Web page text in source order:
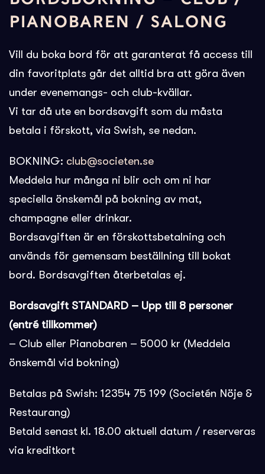
PIANOBAREN / SALONG
Vill du boka bord för att garanterat få access till
din favoritplats går det alltid bra att göra även
under evenemangs- och club-kvällar.
Vi tar då ute en bordsavgift som du måsta
betala i förskott, via Swish, se nedan.
BOKNING: club@societen.se
Meddela hur många ni blir och om ni har
speciella önskemål på bokning av mat,
champagne eller drinkar.
Bordsavgiften är en förskottsbetalning och
används för gemensam beställning till bokat
bord. Bordsavgiften återbetalas ej.
Bordsavgift STANDARD – Upp till 8 personer
(entré tillkommer)
– Club eller Pianobaren – 5000 kr (Meddela
önskemål vid bokning)
Betalas på Swish: 12354 75 199 (Societén Nöje &
Restaurang)
Betald senast kl. 18.00 aktuell datum / reserveras
via kreditkort